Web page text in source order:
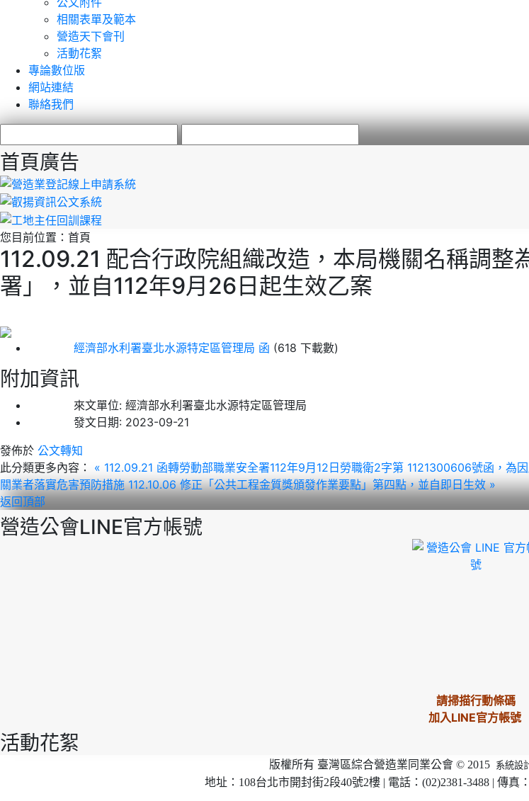
相關表單及範本
營造天下會刊
活動花絮
專論數位版
網站連結
聯絡我們
首頁廣告
您目前位置： 首頁
112.09.21 配合行政院組織改造，本局機關名稱調
署」，並自112年9月26日起生效乙案
經濟部水利署臺北水源特定區管理局 函 (618 下載數)
附加資訊
來文單位: 經濟部水利署臺北水源特定區管理局
發文日期: 2023-09-21
發佈於 公文轉知
此分類更多內容： « 112.09.21 函轉勞動部職業安全署112年9月12日勞職衛2字第 1121300606號函，
關業者落實危害預防措施112.10.06 修正「公共工程金質獎頒發作業要點」第四點，並自即日生效 »
返回頂部
營造公會LINE官方帳號
請掃描行動條碼
加入LINE官方帳號
活動花絮
版權所有 臺灣區綜合營造業同業公會 © 2015 系統設
地址：108台北市開封街2段40號2樓 | 電話：(02)2381-3488 | 傳真：